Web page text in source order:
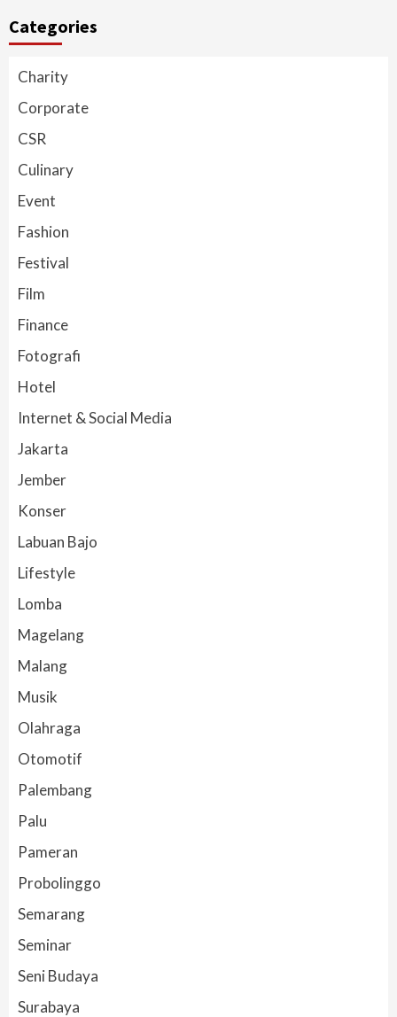
Categories
Charity
Corporate
CSR
Culinary
Event
Fashion
Festival
Film
Finance
Fotografi
Hotel
Internet & Social Media
Jakarta
Jember
Konser
Labuan Bajo
Lifestyle
Lomba
Magelang
Malang
Musik
Olahraga
Otomotif
Palembang
Palu
Pameran
Probolinggo
Semarang
Seminar
Seni Budaya
Surabaya